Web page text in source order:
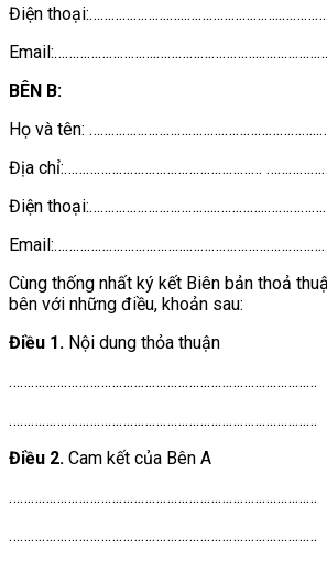
Điện
Email:……………………….………………………..………………
BÊN B:
Họ và tên:
Địa chỉ:………………………………………………
Điện
Email:……………………………….……………………………….
Cùng thống nhất ký kết Biên bản thoả
bên với những điều, khoản sau:
Điều 1. Nội dung thỏa thuận
…………………………………………………………………………
…………………………………………………………………………
Điều 2. Cam kết của Bên A
…………………………………………………………………………
…………………………………………………………………………